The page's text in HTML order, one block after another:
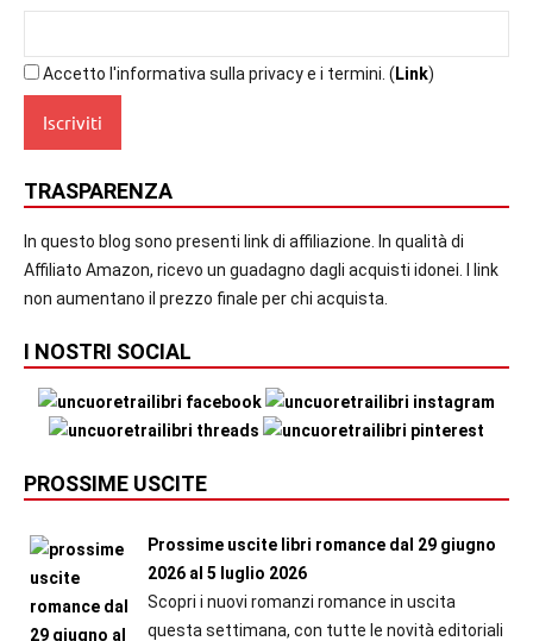
Accetto l'informativa sulla privacy e i termini. ( Link)
TRASPARENZA
In questo blog sono presenti link di affiliazione. In qualità di
Affiliato Amazon, ricevo un guadagno dagli acquisti idonei. I link
non aumentano il prezzo finale per chi acquista.
I NOSTRI SOCIAL
PROSSIME USCITE
Prossime uscite libri romance dal 29 giugno
2026 al 5 luglio 2026
Scopri i nuovi romanzi romance in uscita
questa settimana, con tutte le novità editoriali